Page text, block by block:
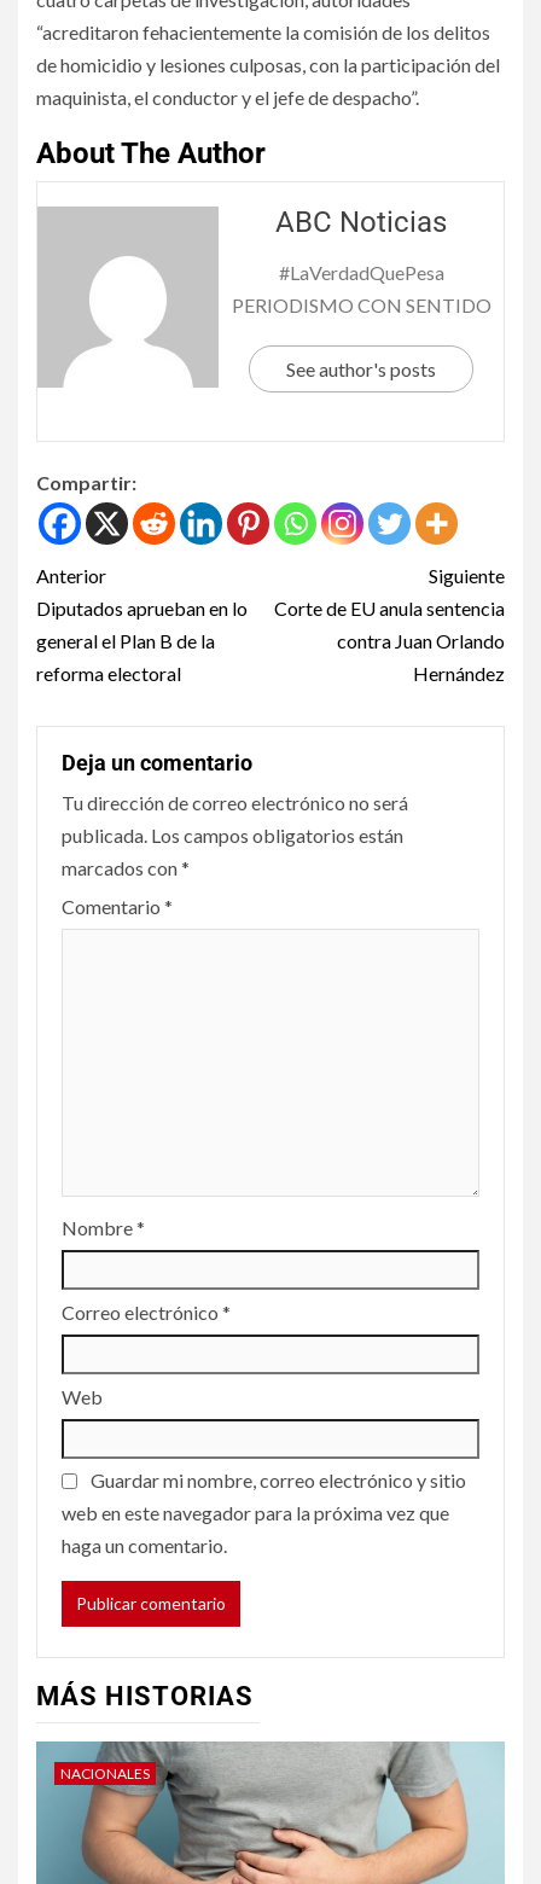
“acreditaron fehacientemente la comisión de los delitos
de homicidio y lesiones culposas, con la participación del
maquinista, el conductor y el jefe de despacho”.
About The Author
ABC Noticias
#LaVerdadQuePesa
PERIODISMO CON SENTIDO
See author's posts
Compartir:
Anterior
Diputados aprueban en lo
general el Plan B de la
reforma electoral
Siguiente
Corte de EU anula sentencia
contra Juan Orlando
Hernández
Deja un comentario
Tu dirección de correo electrónico no será
publicada. Los campos obligatorios están
marcados con*
Comentario *
Nombre*
Correo electrónico *
Web
Guardar mi nombre, correo electrónico y sitio
web en este navegador para la próxima vez que
haga un comentario.
MÁS HISTORIAS
NACIONALES